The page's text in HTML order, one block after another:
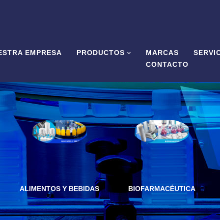
EMPRESA PRODUCTOS MARCAS
CONTACTO
ALIMENTOS Y BEBIDAS BIOFARMACÉUTICA